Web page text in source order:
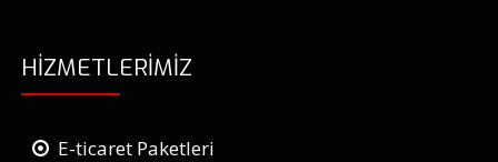
HIZMETLERIMIZ
E-ticaret Paketleri